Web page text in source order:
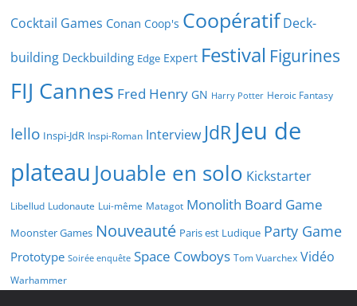
Cocktail Games Conan Coop's Coopératif Deck-
building Deckbuilding Edge Expert Festival Figurines
FIJ Cannes Fred Henry GN Harry Potter Heroic Fantasy
Iello Inspi-JdR Inspi-Roman Interview JdRJeu de
plateau Jouable en solo Kickstarter
Libellud Ludonaute Lui-même Matagot Monolith Board Game
Moonster Games Nouveauté Paris est Ludique Party Game
Prototype Soirée enquête Space Cowboys Tom Vuarchex Vidéo
Warhammer